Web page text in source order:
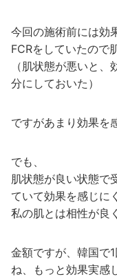
今回の施術前には効
FCRをしていたので
（肌状態が悪いと
分にしておいた）
ですがあまり効果を
でも、
肌状態が良い状態で
ていて効果を感じに
私の肌とは相性が良
金額ですが、韓国で
ね、もっと効果実感